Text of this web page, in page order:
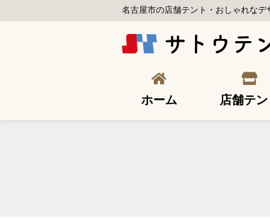
名古屋市の店舗テント・おしゃれなデ
ホーム 店舗テン